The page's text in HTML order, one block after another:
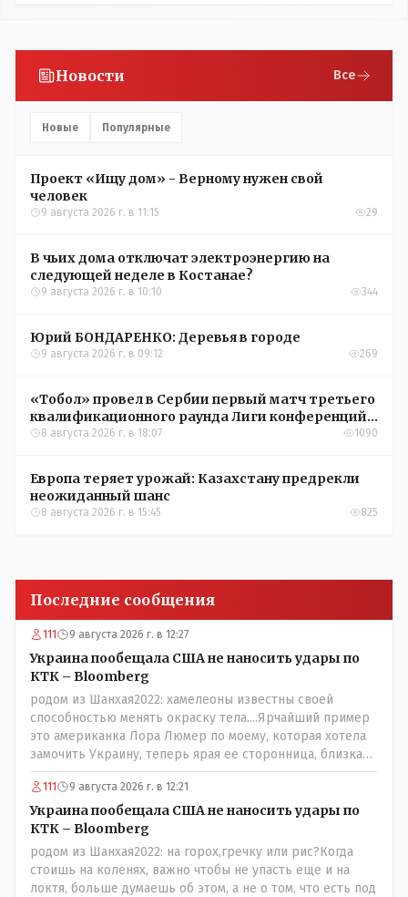
Новости Все
Новые Популярные
Проект «Ищу дом» - Верному нужен свой
человек
9 августа 2026 г. в 11:15 29
В чьих дома отключат электроэнергию на
следующей неделе в Костанае?
9 августа 2026 г. в 10:10 344
Юрий БОНДАРЕНКО: Деревья в городе
9 августа 2026 г. в 09:12 269
«Тобол» провел в Сербии первый матч третьего
квалификационного раунда Лиги конференций
УЕФА
8 августа 2026 г. в 18:07 1090
Европа теряет урожай: Казахстану предрекли
неожиданный шанс
8 августа 2026 г. в 15:45 825
Последние сообщения
111 9 августа 2026 г. в 12:27
Украина пообещала США не наносить удары по
КТК – Bloomberg
родом из Шанхая2022: хамелеоны известны своей
способностью менять окраску тела....Ярчайший пример
это американка Лора Люмер по моему, которая хотела
замочить Украину, теперь ярая ее сторонница, близкая
к Трампу. Ну и западные страны тем более, которые
предоставляли Зеленскому убежище, чтоб он бежал и
которые развернулись потом на 180 или 360 градусов,
посмотрев на того, как он не сдался, но ты же там сам
живешь и многое знаешь о тех, на кого работаешь.. Это
просто прагматизм и ничего личного. Победим мы, они
встанут под нас и наоборот и все это понимают..
111 9 августа 2026 г. в 12:21
Украина пообещала США не наносить удары по
КТК – Bloomberg
родом из Шанхая2022: на горох,гречку или рис?Когда
стоишь на коленях, важно чтобы не упасть еще и на
локтя, больше думаешь об этом, а не о том, что есть под